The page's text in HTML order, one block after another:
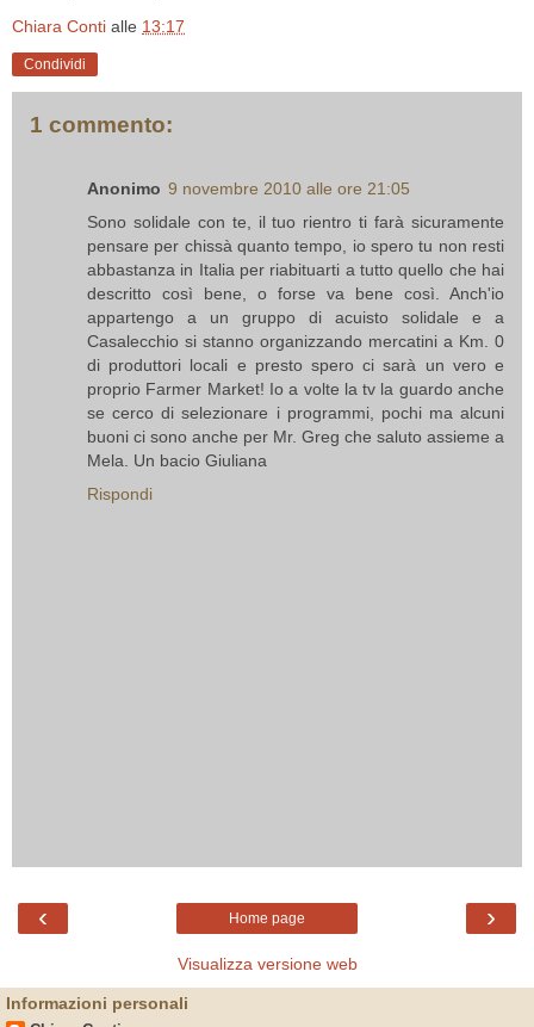
Chiara Conti alle 13:17
Condividi
1 commento:
Anonimo 9 novembre 2010 alle ore 21:05
Sono solidale con te, il tuo rientro ti farà sicuramente
pensare per chissà quanto tempo, io spero tu non resti
abbastanza in Italia per riabituarti a tutto quello che hai
descritto così bene, o forse va bene così. Anch'io
appartengo a un gruppo di acuisto solidale e a
Casalecchio si stanno organizzando mercatini a Km. 0
di produttori locali e presto spero ci sarà un vero e
proprio Farmer Market! Io a volte la tv la guardo anche
se cerco di selezionare i programmi, pochi ma alcuni
buoni ci sono anche per Mr. Greg che saluto assieme a
Mela. Un bacio Giuliana
Rispondi
‹ ›
Home page
Visualizza versione web
Informazioni personali